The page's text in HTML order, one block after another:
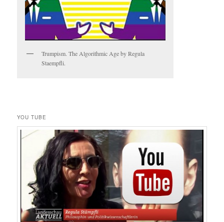
Trumpism. The Algorithmic Age by Regula
Staempfli.
YOU TUBE